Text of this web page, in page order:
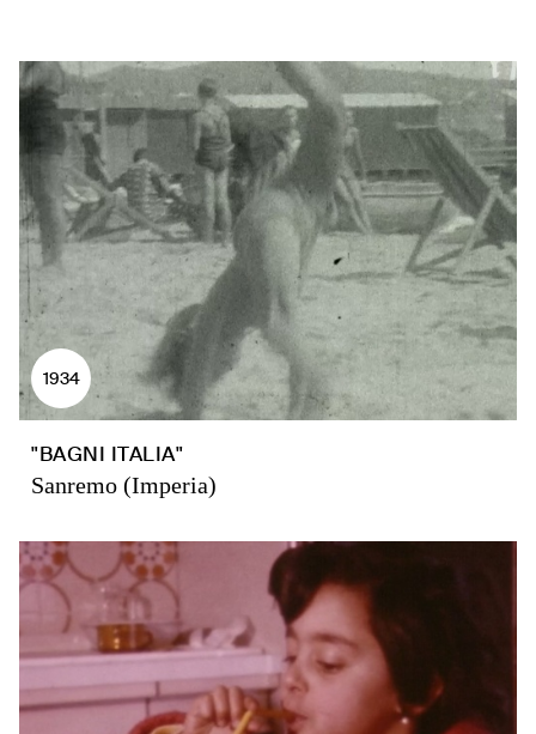
1934
"BAGNI ITALIA"
Sanremo (Imperia)